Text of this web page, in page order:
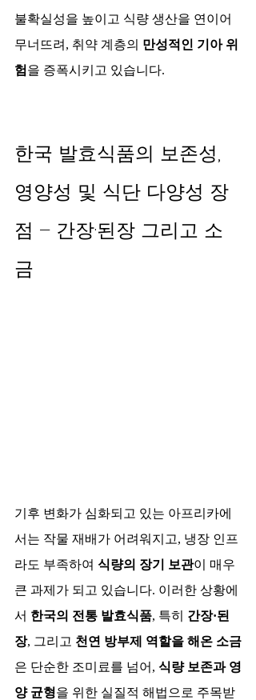
불확실성을 높이고 식량 생산을 연이어
무너뜨려, 취약 계층의 만성적인 기아 위
험 을 증폭시키고 있습니다.​
한국 발효식품의 보존성,
영양성 및 식단 다양성 장
점 – 간장·된장 그리고 소
금
기후 변화가 심화되고 있는 아프리카에
서는 작물 재배가 어려워지고, 냉장 인프
라도 부족하여 식량의 장기 보관이 매우
큰 과제가 되고 있습니다. 이러한 상황에
서 한국의 전통 발효식품, 특히 간장·된
장, 그리고 천연 방부제 역할을 해온 소금
은 단순한 조미료를 넘어, 식량 보존과 영
양 균형을 위한 실질적 해법으로 주목받